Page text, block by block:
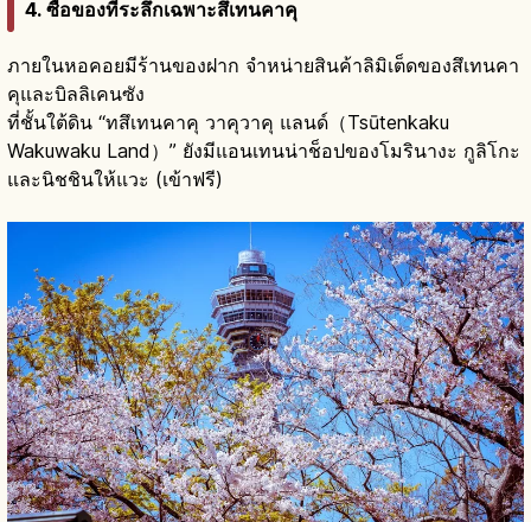
4. ซื้อของที่ระลึกเฉพาะสึเทนคาคุ
ภายในหอคอยมีร้านของฝาก จำหน่ายสินค้าลิมิเต็ดของสึเทนคา
คุและบิลลิเคนซัง
ที่ชั้นใต้ดิน “ทสึเทนคาคุ วาคุวาคุ แลนด์（Tsūtenkaku
Wakuwaku Land）” ยังมีแอนเทนน่าช็อปของโมรินางะ กูลิโกะ
และนิชชินให้แวะ (เข้าฟรี)